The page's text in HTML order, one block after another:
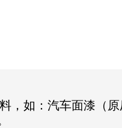
，如：汽车面漆（